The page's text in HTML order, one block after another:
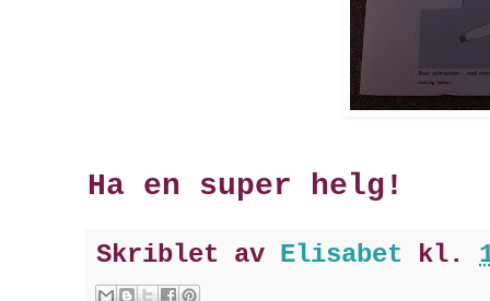
Ha en super helg!
Skriblet av Elisabet kl.